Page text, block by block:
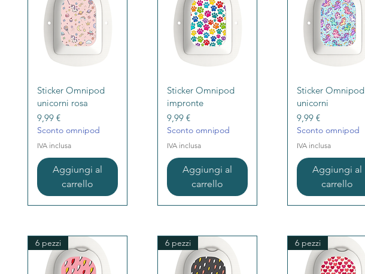
Vista rapida
Sticker Omnipod
unicorni rosa
Prezzo
9,99 €
Sconto omnipod
IVA inclusa
Aggiungi al
carrello
Vista rapida
Sticker Omnipod
impronte
Prezzo
9,99 €
Sconto omnipod
IVA inclusa
Aggiungi al
carrello
Vista rapida
Sticker Omnipod
unicorni
Prezzo
9,99 €
Sconto omnipod
IVA inclusa
Aggiungi al
carrello
6 pezzi 6 pezzi 6 pezzi